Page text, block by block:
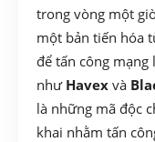
trong vòng một
một bản tiến hóa
để tấn công
như Havex và
là những mã độc
khai nhằm tấn